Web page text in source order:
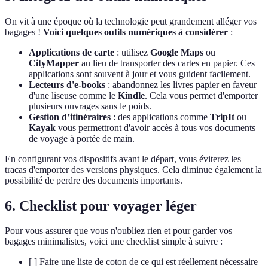
On vit à une époque où la technologie peut grandement alléger vos
bagages ! Voici quelques outils numériques à considérer :
Applications de carte : utilisez Google Maps ou
CityMapper au lieu de transporter des cartes en papier. Ces
applications sont souvent à jour et vous guident facilement.
Lecteurs d'e-books : abandonnez les livres papier en faveur
d'une liseuse comme le Kindle. Cela vous permet d'emporter
plusieurs ouvrages sans le poids.
Gestion d’itinéraires : des applications comme TripIt ou
Kayak vous permettront d'avoir accès à tous vos documents
de voyage à portée de main.
En configurant vos dispositifs avant le départ, vous éviterez les
tracas d'emporter des versions physiques. Cela diminue également la
possibilité de perdre des documents importants.
6. Checklist pour voyager léger
Pour vous assurer que vous n'oubliez rien et pour garder vos
bagages minimalistes, voici une checklist simple à suivre :
[ ] Faire une liste de coton de ce qui est réellement nécessaire